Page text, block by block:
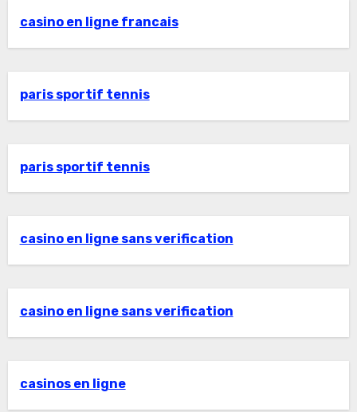
casino en ligne francais
paris sportif tennis
paris sportif tennis
casino en ligne sans verification
casino en ligne sans verification
casinos en ligne